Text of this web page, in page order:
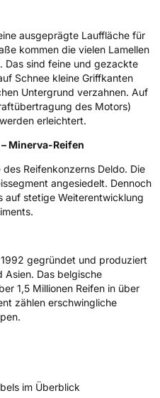
/ Alpine-Symbol
ausgeprägte Lauffläche für
kommen die vielen Lamellen
Das sind feine und gezackte
Schnee kleine Griffkanten
Untergrund verzahnen. Auf
des Motors)
erleichtert.
Minerva-Reifen
Reifenkonzerns Deldo. Die
angesiedelt. Dennoch
auf stetige Weiterentwicklung
gegründet und produziert
Asien. Das belgische
1,5 Millionen Reifen in über
zählen erschwingliche
im Überblick